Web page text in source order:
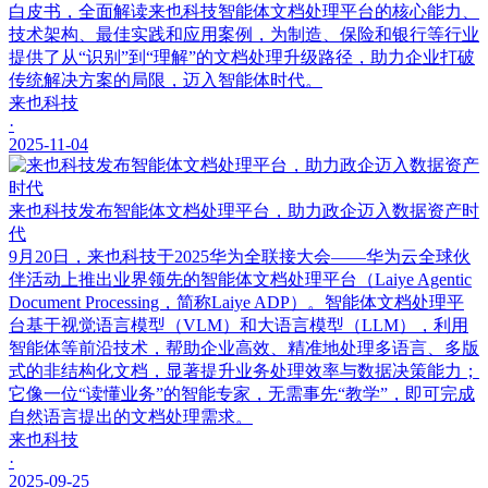
白皮书，全面解读来也科技智能体文档处理平台的核心能力、
技术架构、最佳实践和应用案例，为制造、保险和银行等行业
提供了从“识别”到“理解”的文档处理升级路径，助力企业打破
传统解决方案的局限，迈入智能体时代。
来也科技
·
2025-11-04
来也科技发布智能体文档处理平台，助力政企迈入数据资产时
代
9月20日，来也科技于2025华为全联接大会——华为云全球伙
伴活动上推出业界领先的智能体文档处理平台（Laiye Agentic
Document Processing，简称Laiye ADP）。智能体文档处理平
台基于视觉语言模型（VLM）和大语言模型（LLM），利用
智能体等前沿技术，帮助企业高效、精准地处理多语言、多版
式的非结构化文档，显著提升业务处理效率与数据决策能力；
它像一位“读懂业务”的智能专家，无需事先“教学”，即可完成
自然语言提出的文档处理需求。
来也科技
·
2025-09-25